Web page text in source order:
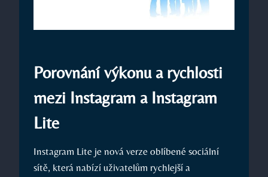
Porovnání výkonu a rychlosti
mezi Instagram a Instagram
Lite
Instagram Lite je nová verze oblíbené sociální
sítě, která nabízí uživatelům rychlejší a